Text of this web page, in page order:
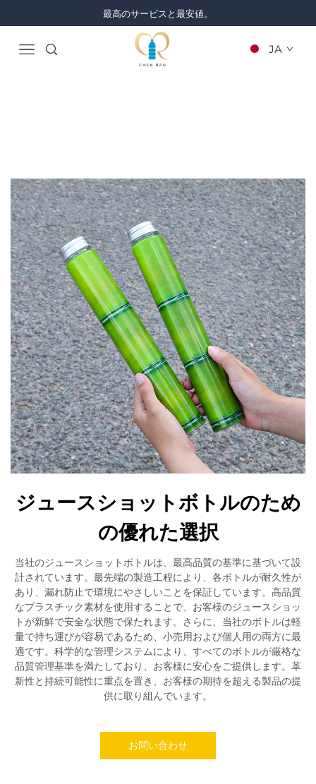
最高のサービスと最安値。
JA
ジュースショットボトルのため
の優れた選択
当社のジュースショットボトルは、最高品質の基準に基づいて設
計されています。最先端の製造工程により、各ボトルが耐久性が
あり、漏れ防止で環境にやさしいことを保証しています。高品質
なプラスチック素材を使用することで、お客様のジュースショッ
トが新鮮で安全な状態で保たれます。さらに、当社のボトルは軽
量で持ち運びが容易であるため、小売用および個人用の両方に最
適です。科学的な管理システムにより、すべてのボトルが厳格な
品質管理基準を満たしており、お客様に安心をご提供します。革
新性と持続可能性に重点を置き、お客様の期待を超える製品の提
供に取り組んでいます。
お問い合わせ